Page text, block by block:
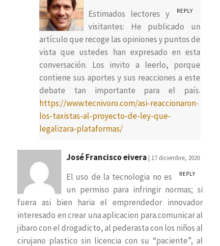
REPLY
Estimados lectores y
visitantes: He publicado un
artículo que recoge las opiniones y puntos de
vista que ustedes han expresado en esta
conversación. Los invito a leerlo, porque
contiene sus aportes y sus reacciones a este
debate tan importante para el país.
https://www.tecnivoro.com/asi-reaccionaron-
los-taxistas-al-proyecto-de-ley-que-
legalizara-plataformas/
José Francisco eivera | 17 diciembre, 2020
REPLY
El uso de la tecnologia no es
un permiso para infringir normas; si
fuera asi bien haria el emprendedor innovador
interesado en crear una aplicacion para.comunicar al
jibaro con el drogadicto, al pederasta con los niños al
cirujano plastico sin licencia con su “paciente”, al